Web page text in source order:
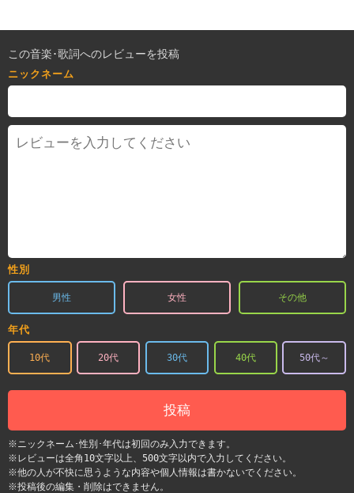
この音楽･歌詞へのレビューを投稿
ニックネーム
性別
男性 女性 その他
年代
10代 20代 30代 40代 50代～
投稿
※ニックネーム･性別･年代は初回のみ入力できます。
※レビューは全角10文字以上、500文字以内で入力してください。
※他の人が不快に思うような内容や個人情報は書かないでください。
※投稿後の編集・削除はできません。